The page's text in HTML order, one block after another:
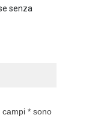
senza
* sono